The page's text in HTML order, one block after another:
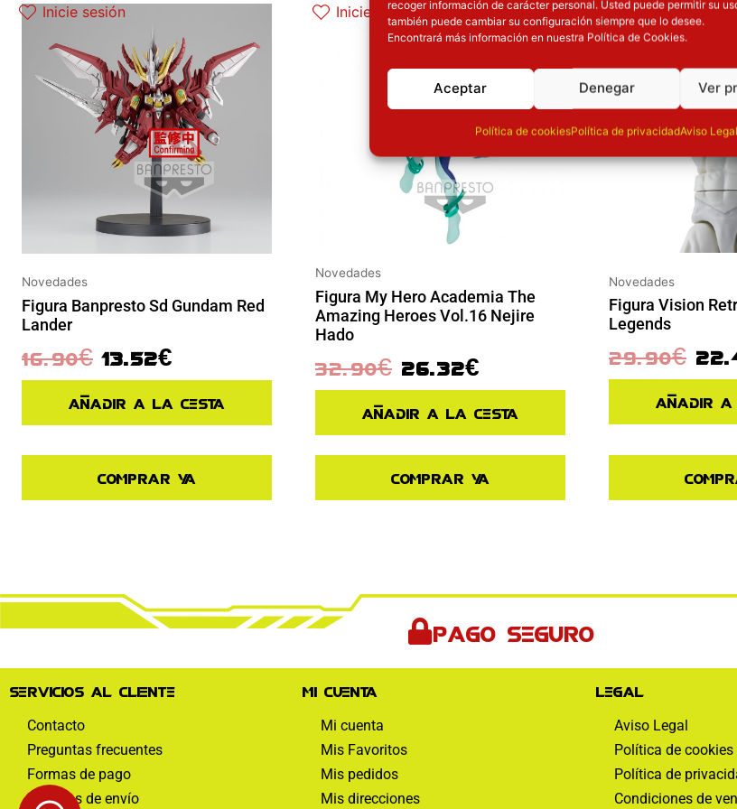
recoger información de carácter personal. Usted puede permitir su
también puede cambiar su configuración siempre que lo desee.
Encontrará más información en nuestra Política de Cookies.
Aceptar Denegar Ver
Política de cookiesPolítica de privacidadAviso Legal
Inicie sesión
Novedades
Figura Banpresto Sd Gundam Red
Lander
16.90€ 13.52€
Añadir a la cesta
Comprar ya
Inicie sesión
Novedades
Figura My Hero Academia The
Amazing Heroes Vol.16 Nejire
Hado
32.90€ 26.32€
Añadir a la cesta
Comprar ya
Inicie sesión
Novedades
Figura Vision
Legends
29.90€
Añadir
Pago seguro
Servicios al cliente
Contacto
Preguntas frecuentes
Formas de pago
Políticas de envío
Mi cuenta
Mi cuenta
Mis Favoritos
Mis pedidos
Mis direcciones
Legal
Aviso Legal
Política de cookies
Política de
Condiciones de